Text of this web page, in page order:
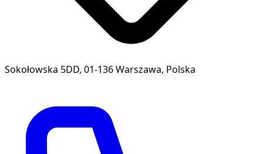
Sokołowska 5DD, 01-136 Warszawa, Polska